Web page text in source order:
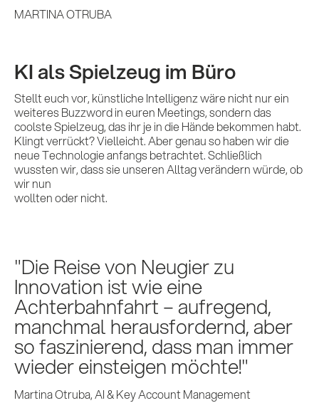
MARTINA OTRUBA
KI als Spielzeug im Büro
Stellt euch vor, künstliche Intelligenz wäre nicht nur ein
weiteres Buzzword in euren Meetings, sondern das
coolste Spielzeug, das ihr je in die Hände bekommen habt.
Klingt verrückt? Vielleicht. Aber genau so haben wir die
neue Technologie anfangs betrachtet. Schließlich
wussten wir, dass sie unseren Alltag verändern würde, ob
wir nun
wollten oder nicht.
Die Reise von Neugier zu
Innovation ist wie eine
Achterbahnfahrt – aufregend,
manchmal herausfordernd, aber
so faszinierend, dass man immer
wieder einsteigen möchte!
Martina Otruba, AI & Key Account Management